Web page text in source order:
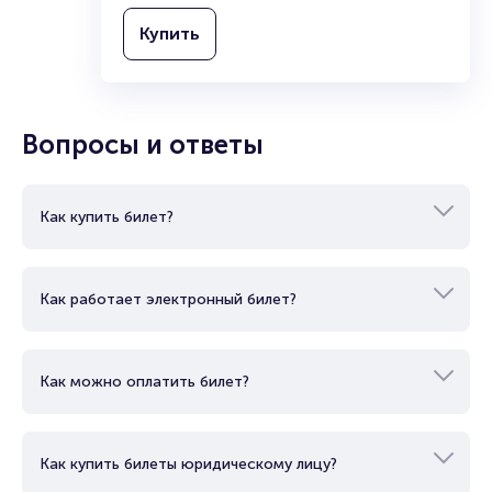
Купить
Вопросы и ответы
Как купить билет?
Как работает электронный билет?
Как можно оплатить билет?
Как купить билеты юридическому лицу?